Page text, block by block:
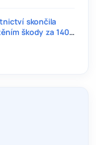
skončila
škody za 140